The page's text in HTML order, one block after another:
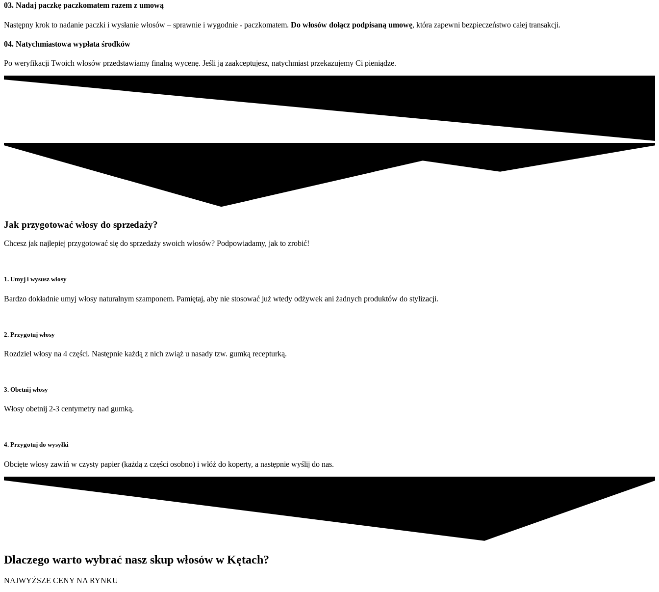
03. Nadaj paczkę paczkomatem razem z umową
Następny krok to nadanie paczki i wysłanie włosów – sprawnie i wygodnie - paczkomatem. Do włosów dołącz podpisaną umowę, która zapewni bezpieczeństwo całej transakcji.
04. Natychmiastowa wypłata środków
Po weryfikacji Twoich włosów przedstawiamy finalną wycenę. Jeśli ją zaakceptujesz, natychmiast przekazujemy Ci pieniądze.
Jak przygotować włosy do sprzedaży?
Chcesz jak najlepiej przygotować się do sprzedaży swoich włosów? Podpowiadamy, jak to zrobić!
1. Umyj i wysusz włosy
Bardzo dokładnie umyj włosy naturalnym szamponem. Pamiętaj, aby nie stosować już wtedy odżywek ani żadnych produktów do stylizacji.
2. Przygotuj włosy
Rozdziel włosy na 4 części. Następnie każdą z nich zwiąż u nasady tzw. gumką recepturką.
3. Obetnij włosy
Włosy obetnij 2-3 centymetry nad gumką.
4. Przygotuj do wysyłki
Obcięte włosy zawiń w czysty papier (każdą z części osobno) i włóż do koperty, a następnie wyślij do nas.
Dlaczego warto wybrać nasz skup włosów w Kętach?
NAJWYŻSZE CENY NA RYNKU